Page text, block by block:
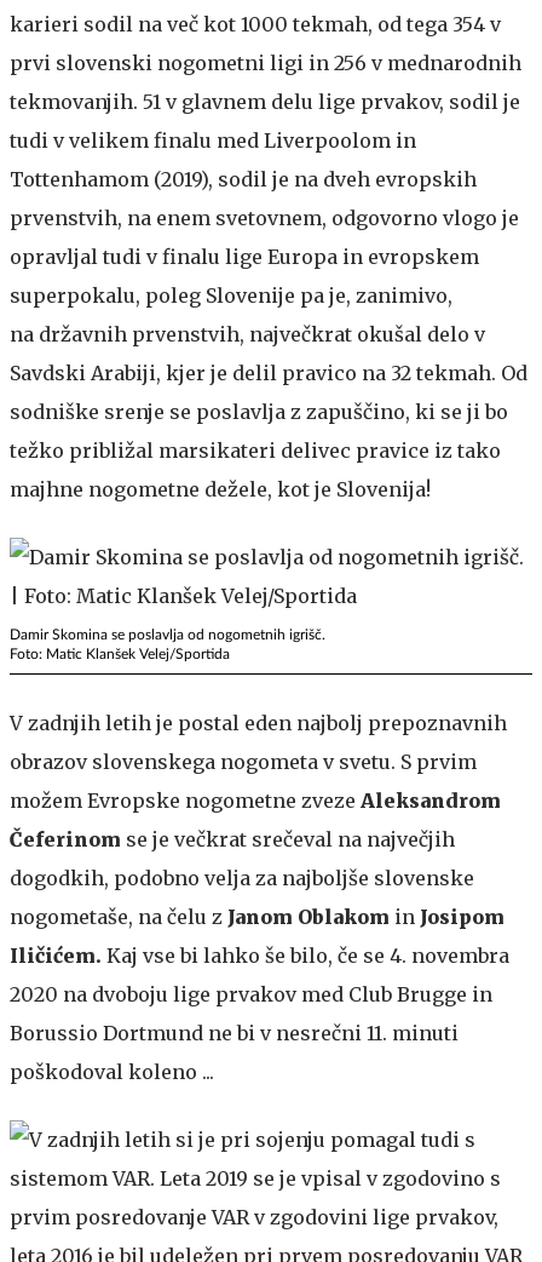
karieri sodil na več kot 1000 tekmah, od tega 354 v
prvi slovenski nogometni ligi in 256 v mednarodnih
tekmovanjih. 51 v glavnem delu lige prvakov, sodil je
tudi v velikem finalu med Liverpoolom in
Tottenhamom (2019), sodil je na dveh evropskih
prvenstvih, na enem svetovnem, odgovorno vlogo je
opravljal tudi v finalu lige Europa in evropskem
superpokalu, poleg Slovenije pa je, zanimivo,
na državnih prvenstvih, največkrat okušal delo v
Savdski Arabiji, kjer je delil pravico na 32 tekmah. Od
sodniške srenje se poslavlja z zapuščino, ki se ji bo
težko približal marsikateri delivec pravice iz tako
majhne nogometne dežele, kot je Slovenija!
Damir Skomina se poslavlja od nogometnih igrišč.
Foto: Matic Klanšek Velej/Sportida
V zadnjih letih je postal eden najbolj prepoznavnih
obrazov slovenskega nogometa v svetu. S prvim
možem Evropske nogometne zveze Aleksandrom
Čeferinom se je večkrat srečeval na največjih
dogodkih, podobno velja za najboljše slovenske
nogometaše, na čelu z Janom Oblakom in Josipom
Iličićem. Kaj vse bi lahko še bilo, če se 4. novembra
2020 na dvoboju lige prvakov med Club Brugge in
Borussio Dortmund ne bi v nesrečni 11. minuti
poškodoval koleno ...